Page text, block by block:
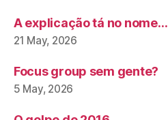
A explicação tá no nome…
21 May, 2026
Focus group sem gente?
5 May, 2026